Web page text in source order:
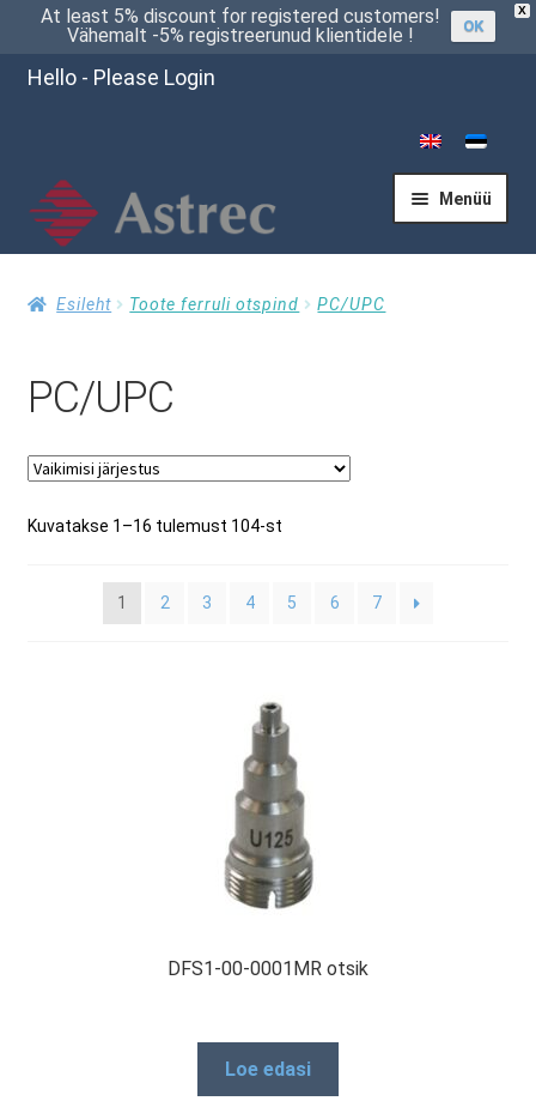
X
At least 5% discount for registered customers!
Vähemalt -5% registreerunud klientidele !
OK
Hello - Please Login
Menüü
Esileht
Kassasse
Küsi pakkumist
Esileht Toote ferruli otspind PC/UPC
PC/UPC
Kuvatakse 1–16 tulemust 104-st
1 2 3 4 5 6 7
DFS1-00-0001MR otsik
Loe edasi